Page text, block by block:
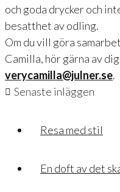
och goda drycker och
besatthet av odling.
Om du vill göra
Camilla, hör gärna av
verycamilla@julner.se.
Senaste inläggen
Resa med stil
En doft av det